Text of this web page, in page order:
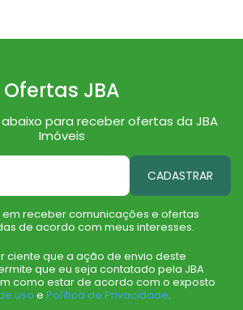
Ofertas JBA
para receber ofertas da JBA
Imóveis
CADASTRAR
em receber comunicações e ofertas
de acordo com meus interesses.
ciente que a ação de envio deste
que eu seja contatado pela JBA
como estar de acordo com o exposto
uso e Política de Privacidade.